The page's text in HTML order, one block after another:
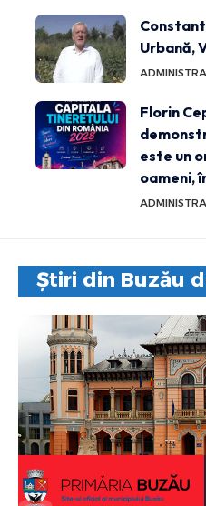
Urbană,
Florin
este un
oameni,
Știri din Buzău